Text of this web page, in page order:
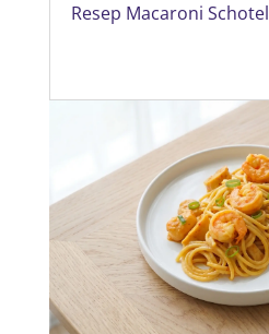
Resep Macaroni Schotel